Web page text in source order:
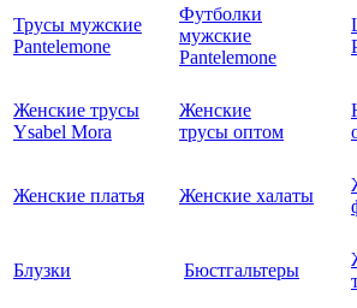
Трусы мужские
Pantelemone
Футболки
мужские
Pantelemone
Женские трусы
Ysabel Mora
Женские
трусы оптом
Женские платья Женские халаты
Блузки Бюстгальтеры